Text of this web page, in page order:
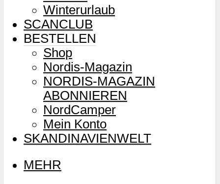
Winterurlaub
SCANCLUB
BESTELLEN
Shop
Nordis-Magazin
NORDIS-MAGAZIN
ABONNIEREN
NordCamper
Mein Konto
SKANDINAVIENWELT
MEHR